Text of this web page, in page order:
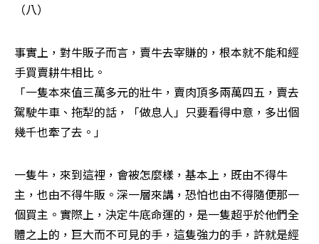
（八）
事實上，對牛販子而言，賣牛去宰賺的，根本就不能和經
手買賣耕牛相比。
「一隻本來值三萬多元的壯牛，賣肉頂多兩萬四五，賣去
駕駛牛車、拖犁的話，「做息人」只要看得中意，多出個
幾千也牽了去。」
一隻牛，來到這裡，會被怎麼樣，基本上，既由不得牛
主，也由不得牛販。深一層來講，恐怕也由不得隨便那一
個買主。實際上，決定牛底命運的，是一隻超乎於他們全
體之上的，巨大而不可見的手，這隻強力的手，許就是經